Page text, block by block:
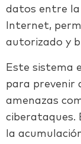
datos entre la
Internet,
autorizado y
Este sistema
para prevenir
amenazas
ciberataques.
la